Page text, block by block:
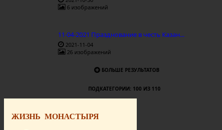
6 изображений
11-04-2021 Празднование в честь Казан...
2021-11-04
26 изображений
БОЛЬШЕ РЕЗУЛЬТАТОВ
ПОДКАТЕГОРИИ: 100 ИЗ 110
ЖИЗНЬ МОНАСТЫРЯ